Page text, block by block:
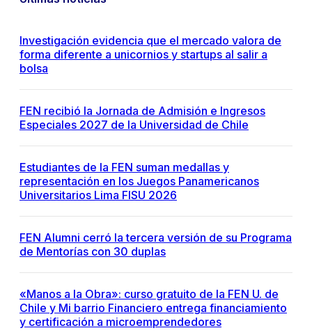
Investigación evidencia que el mercado valora de
forma diferente a unicornios y startups al salir a
bolsa
FEN recibió la Jornada de Admisión e Ingresos
Especiales 2027 de la Universidad de Chile
Estudiantes de la FEN suman medallas y
representación en los Juegos Panamericanos
Universitarios Lima FISU 2026
FEN Alumni cerró la tercera versión de su Programa
de Mentorías con 30 duplas
«Manos a la Obra»: curso gratuito de la FEN U. de
Chile y Mi barrio Financiero entrega financiamiento
y certificación a microemprendedores